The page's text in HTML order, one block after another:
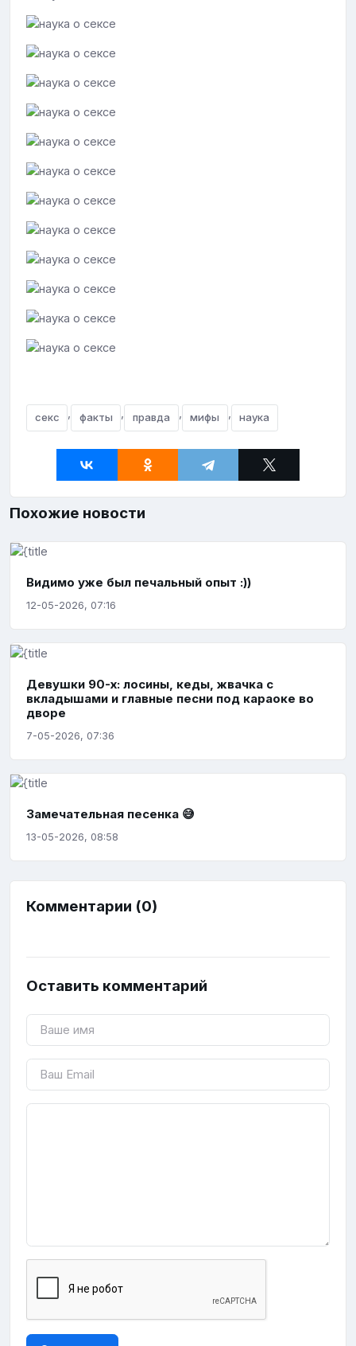
секс факты правда мифы наука
Похожие новости
Видимо уже был печальный опыт :))
12-05-2026, 07:16
Девушки 90-х: лосины, кеды, жвачка с
вкладышами и главные песни под караоке во
дворе
7-05-2026, 07:36
Замечательная песенка 😅
13-05-2026, 08:58
Комментарии (0)
Оставить комментарий